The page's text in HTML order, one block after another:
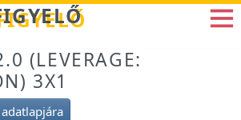
(LEVERAGE:
3X1